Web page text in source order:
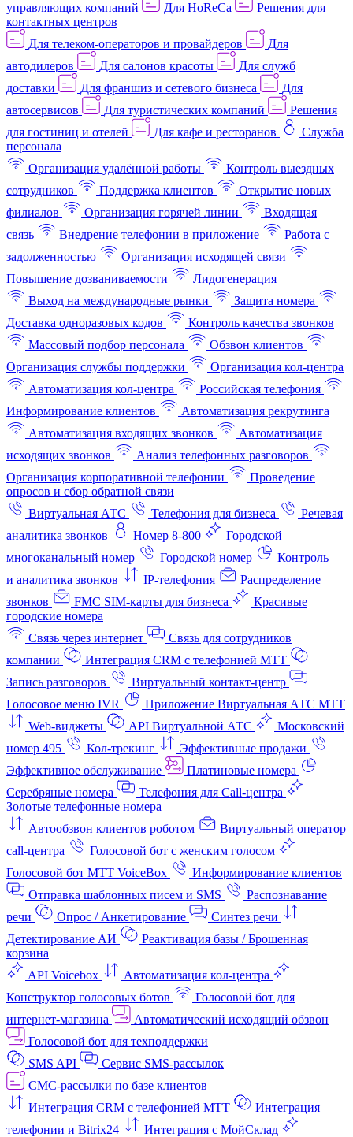
управляющих компаний
Для HoReCa
Решения для
контактных центров
Для телеком-операторов и провайдеров
Для
автодилеров
Для салонов красоты
Для служб
доставки
Для франшиз и сетевого бизнеса
Для
автосервисов
Для туристических компаний
Решения
для гостиниц и отелей
Для кафе и ресторанов
Служба
персонала
Организация удалённой работы
Контроль выездных
сотрудников
Поддержка клиентов
Открытие новых
филиалов
Организация горячей линии
Входящая
связь
Внедрение телефонии в приложение
Работа с
задолженностью
Организация исходящей связи
Повышение дозваниваемости
Лидогенерация
Выход на международные рынки
Защита номера
Доставка одноразовых кодов
Контроль качества звонков
Массовый подбор персонала
Обзвон клиентов
Организация службы поддержки
Организация кол-центра
Автоматизация кол-центра
Российская телефония
Информирование клиентов
Автоматизация рекрутинга
Автоматизация входящих звонков
Автоматизация
исходящих звонков
Анализ телефонных разговоров
Организация корпоративной телефонии
Проведение
опросов и сбор обратной связи
Виртуальная АТС
Телефония для бизнеса
Речевая
аналитика звонков
Номер 8-800
Городской
многоканальный номер
Городской номер
Контроль
и аналитика звонков
IP-телефония
Распределение
звонков
FMC SIM-карты для бизнеса
Красивые
городские номера
Связь через интернет
Связь для сотрудников
компании
Интеграция CRM с телефонией МТТ
Запись разговоров
Виртуальный контакт‑центр
Голосовое меню IVR
Приложение Виртуальная АТС МТТ
Web-виджеты
API Виртуальной АТС
Московский
номер 495
Кол-трекинг
Эффективные продажи
Эффективное обслуживание
Платиновые номера
Серебряные номера
Телефония для Call-центра
Золотые телефонные номера
Автообзвон клиентов роботом
Виртуальный оператор
call-центра
Голосовой бот с женским голосом
Голосовой бот МТТ VoiceBox
Информирование клиентов
Отправка шаблонных писем и SMS
Распознавание
речи
Опрос / Анкетирование
Синтез речи
Детектирование АИ
Реактивация базы / Брошенная
корзина
API Voicebox
Автоматизация кол‑центра
Конструктор голосовых ботов
Голосовой бот для
интернет‑магазина
Автоматический исходящий обзвон
Голосовой бот для техподдержки
SMS API
Сервис SMS-рассылок
СМС-рассылки по базе клиентов
Интеграция CRM с телефонией МТТ
Интеграция
телефонии и Bitrix24
Интеграция с МойСклад